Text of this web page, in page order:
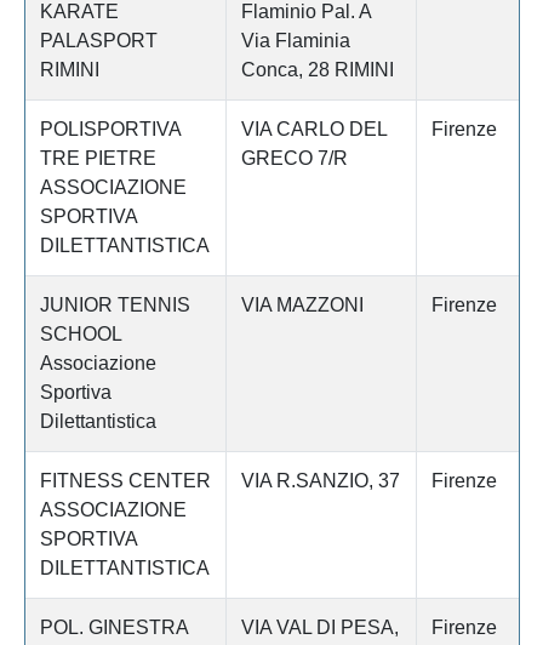
KARATE
PALASPORT
RIMINI
Flaminio Pal. A
Via Flaminia
Conca, 28 RIMINI
POLISPORTIVA
TRE PIETRE
ASSOCIAZIONE
SPORTIVA
DILETTANTISTICA
VIA CARLO DEL
GRECO 7/R
Firenze
JUNIOR TENNIS
SCHOOL
Associazione
Sportiva
Dilettantistica
VIA MAZZONI Firenze
FITNESS CENTER
ASSOCIAZIONE
SPORTIVA
DILETTANTISTICA
VIA R.SANZIO, 37 Firenze
POL. GINESTRA
VIA VAL DI PESA,
Firenze